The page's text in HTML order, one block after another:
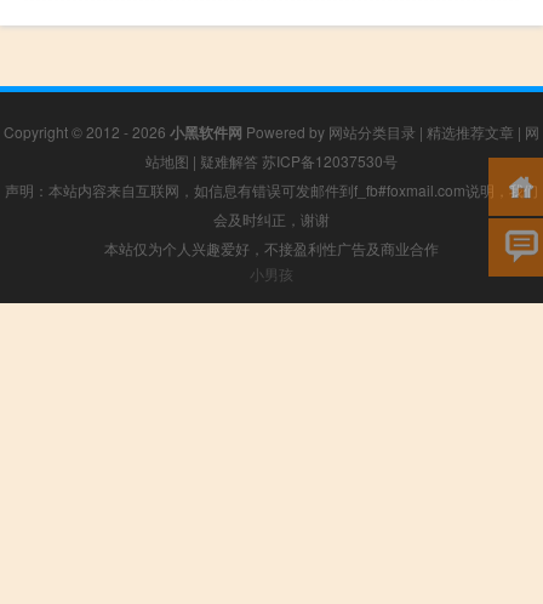
Copyright © 2012 - 2026 小黑软件网 Powered by 网站分类目录 | 精选推荐文章 | 网
站地图 | 疑难解答 苏ICP备12037530号
声明：本站内容来自互联网，如信息有错误可发邮件到f_fb#foxmail.com说明，我们
会及时纠正，谢谢
本站仅为个人兴趣爱好，不接盈利性广告及商业合作
小男孩